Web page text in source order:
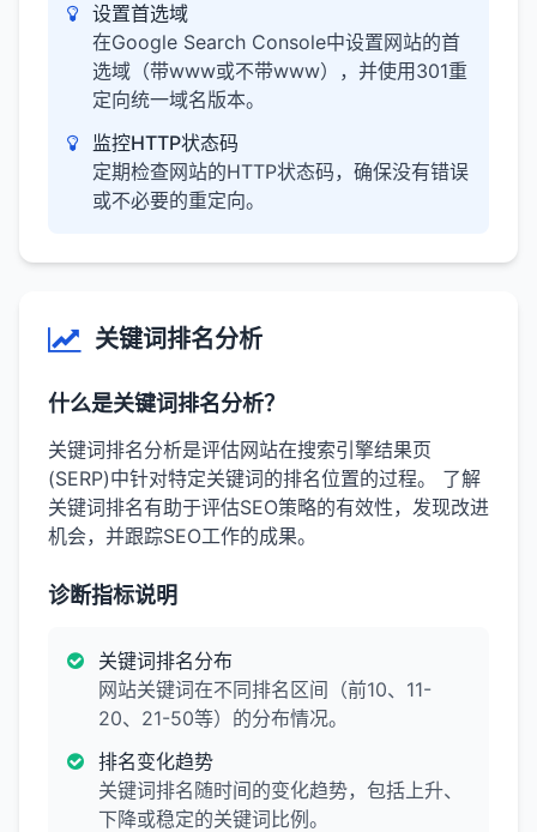
设置首选域
在Google Search Console中设置网站的首
选域（带www或不带www），并使用301重
定向统一域名版本。
监控HTTP状态码
定期检查网站的HTTP状态码，确保没有错误
或不必要的重定向。
关键词排名分析
什么是关键词排名分析？
关键词排名分析是评估网站在搜索引擎结果页
(SERP)中针对特定关键词的排名位置的过程。 了解
关键词排名有助于评估SEO策略的有效性，发现改进
机会，并跟踪SEO工作的成果。
诊断指标说明
关键词排名分布
网站关键词在不同排名区间（前10、11-
20、21-50等）的分布情况。
排名变化趋势
关键词排名随时间的变化趋势，包括上升、
下降或稳定的关键词比例。